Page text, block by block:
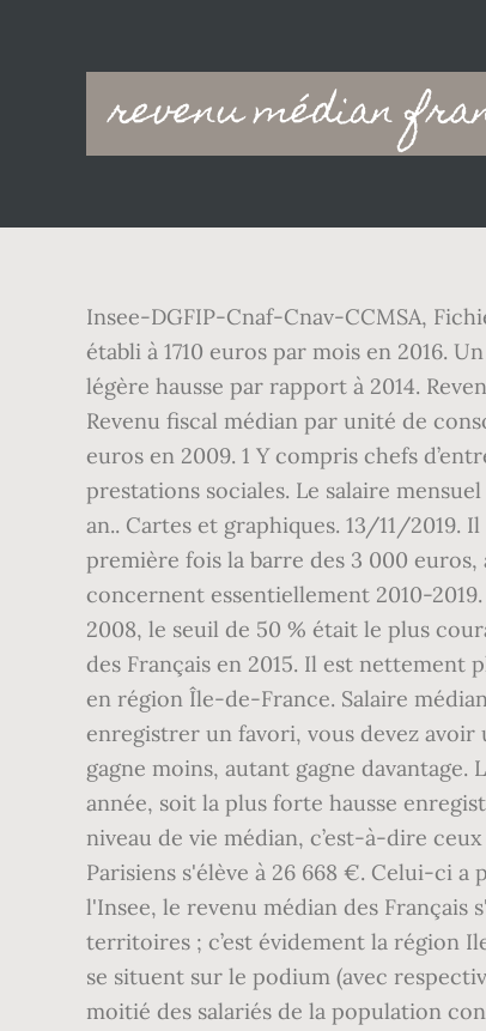
revenu médian
Main
navigation
Insee-DGFIP-Cnaf-Cnav-CCMSA,
établi à 1710 euros par mois en 2016.
légère hausse par rapport à 2014.
Revenu fiscal médian par unité de
euros en 2009. 1 Y compris chefs
prestations sociales. Le salaire
an.. Cartes et graphiques. 13/11/2019.
première fois la barre des 3 000 euros,
concernent essentiellement 2010-
2008, le seuil de 50 % était le plus
des Français en 2015. Il est nettement
en région Île-de-France. Salaire
enregistrer un favori, vous devez
gagne moins, autant gagne
année, soit la plus forte hausse
niveau de vie médian, c’est-à-dire
Parisiens s'élève à 26 668 €. Celui-ci
l'Insee, le revenu médian des Français
territoires ; c’est évidement la région
se situent sur le podium (avec
moitié des salariés de la population